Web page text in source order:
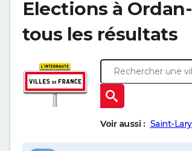
Elections à
tous les résultats
Voir aussi : Saint-Lary